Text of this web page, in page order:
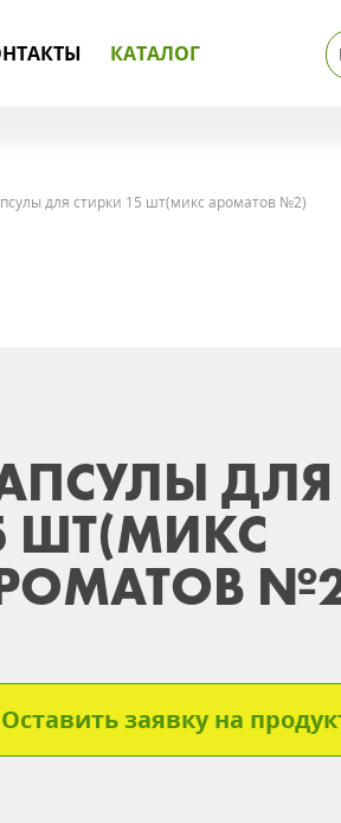
КАТАЛОГ
для стирки 15 шт(микс ароматов №2)
ДЛЯ
ШТ(МИКС
Оставить заявку на